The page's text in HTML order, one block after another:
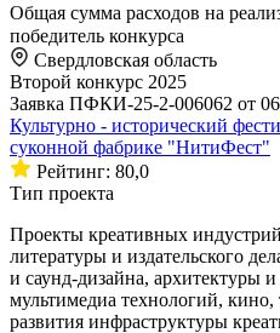
Общая сумма расходов на
победитель конкурса
Свердловская область
Второй конкурс 2025
Заявка ПФКИ-25-2-006062 от
Культурно - исторический
суконной фабрике "НитиФест"
Рейтинг: 80,0
Тип проекта
Проекты креативных
литературы и издательского
и саунд-дизайна, архитектуры
мультимедиа технологий, кино,
развития инфраструктуры